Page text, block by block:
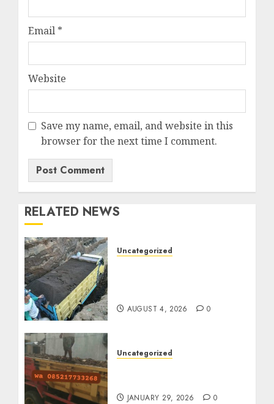
Email *
Website
Save my name, email, and website in this
browser for the next time I comment.
RELATED NEWS
Uncategorized
AUGUST 4, 2026 0
Uncategorized
JANUARY 29, 2026 0